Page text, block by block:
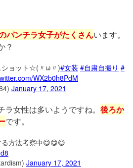
パンチラ女子がたくさんいます。
？
ショット☆(〃ω〃)#女装 #自粛自撮り #
WX2b0h8PdM
January 17, 2021
女性は多いようですね。 後ろか
です。
方法考察中😋😋😋
January 17, 2021